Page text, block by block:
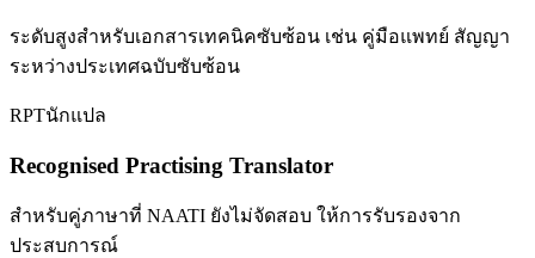
ระดับสูงสำหรับเอกสารเทคนิคซับซ้อน เช่น คู่มือแพทย์ สัญญา
ระหว่างประเทศฉบับซับซ้อน
RPTนักแปล
Recognised Practising Translator
สำหรับคู่ภาษาที่ NAATI ยังไม่จัดสอบ ให้การรับรองจาก
ประสบการณ์